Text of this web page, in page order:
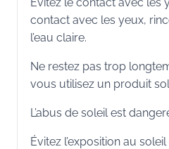
contact avec les yeux,
l’eau claire.
Ne restez pas trop
vous utilisez un produit
L’abus de soleil est
Évitez l’exposition au soleil